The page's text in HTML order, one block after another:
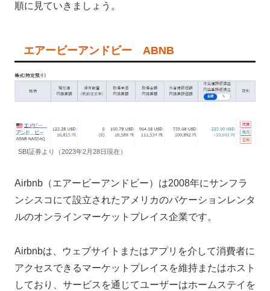
順に見ていきましょう。
エアービーアンドビー ABNB
SBI証券より（2023年2月28日現在）
Airbnb（エアービーアンドビー）は2008年にサンフラ
ンシスコにて設立されたアメリカのバケーションレンタ
ルのオンラインマーケットプレイス企業です。
Airbnbは、ウェブサイトまたはアプリを介して消費者に
アクセスできるマーケットプレイスを維持またはホスト
しており、サービスを通じてユーザーはホームステイを